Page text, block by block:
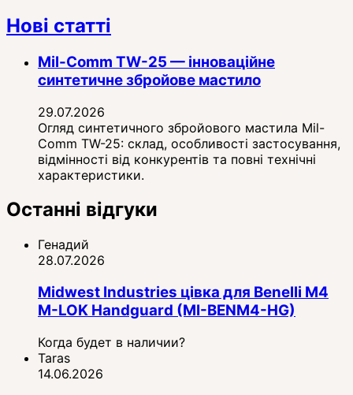
Нові статті
Mil-Comm TW-25 — інноваційне
синтетичне збройове мастило
29.07.2026
Огляд синтетичного збройового мастила Mil-
Comm TW-25: склад, особливості застосування,
відмінності від конкурентів та повні технічні
характеристики.
Останні відгуки
Генадий
28.07.2026
Midwest Industries цівка для Benelli M4
M-LOK Handguard (MI-BENM4-HG)
Когда будет в наличии?
Taras
14.06.2026